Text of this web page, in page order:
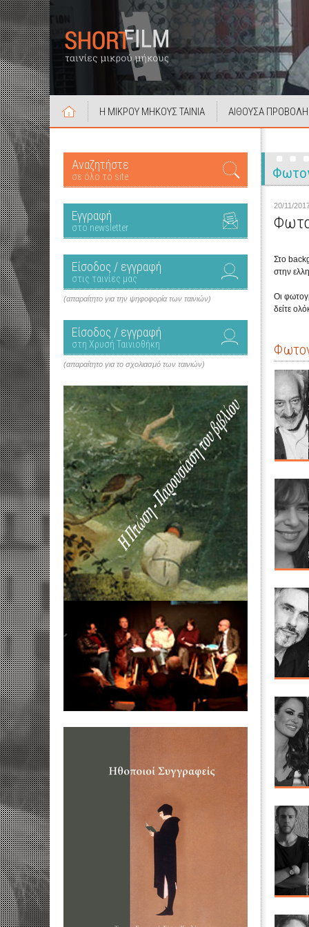
Η ΜΙΚΡΟΥ ΜΗΚΟΥΣ ΤΑΙΝΙΑ ΑΙΘΟΥΣΑ
Αναζητήστε
σε όλο το site
Εγγραφή
στο newsletter
Είσοδος / εγγραφή
στις ταινίες μας
(απαραίτητο για την ψηφοφορία των ταινιών)
Είσοδος / εγγραφή
στη Χρυσή Ταινιοθήκη
(απαραίτητο για το σχολιασμό των ταινιών)
20/11/
Στο
στην
Οι
δείτε